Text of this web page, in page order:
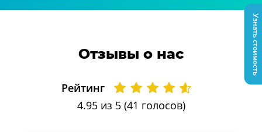
Отзывы о нас
Рейтинг
4.95из 5 (41 голосов)
Узнать стоимость